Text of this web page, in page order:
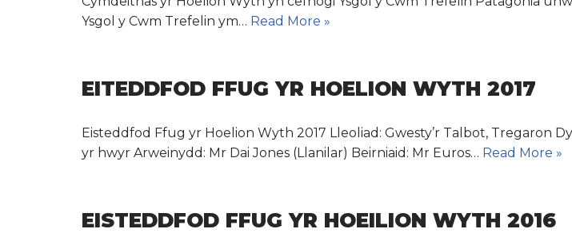
Ysgol y Cwm Trefelin ym… Read More »
EITEDDFOD FFUG YR HOELION WYTH 2017
Eisteddfod Ffug yr Hoelion Wyth 2017 Lleoliad: Gwesty’r Talbot, Tregaron
yr hwyr Arweinydd: Mr Dai Jones (Llanilar) Beirniaid: Mr Euros… Read More »
EISTEDDFOD FFUG YR HOEILION WYTH 2016